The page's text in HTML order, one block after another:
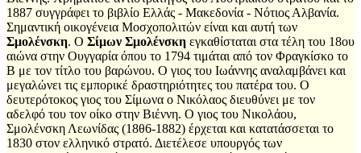
1887 συγγράφει το βιβλίο Ελλάς - Μακεδονία - Νότιος Αλβανία.
Σημαντική οικογένεια Μοσχοπολιτών είναι και αυτή των
Σμολένσκη. Ο Σίμων Σμολένσκη εγκαθίσταται στα τέλη του 18ου
αιώνα στην Ουγγαρία όπου το 1794 τιμάται από τον Φραγκίσκο το
Β με τον τίτλο του βαρώνου. Ο γιος του Ιωάννης αναλαμβάνει και
μεγαλώνει τις εμπορικέ δραστηριότητες του πατέρα του. Ο
δευτερότοκος γιος του Σίμωνα ο Νικόλαος διευθύνει με τον
αδελφό του τον οίκο στην Βιέννη. Ο γιος του Νικολάου,
Σμολένσκη Λεωνίδας (18θ6-1882) έρχεται και κατατάσσεται το
1830 στον ελληνικό στρατό. Διετέλεσε υπουργός των